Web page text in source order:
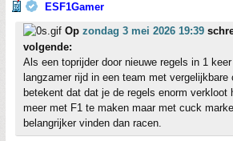
ESF1Gamer
Op zondag 3 mei 2026 19:39
volgende:
Als een toprijder door nieuwe regels in 1
langzamer rijd in een team met vergelijkbare
betekent dat dat je de regels enorm verkloot
meer met F1 te maken maar met cuck
belangrijker vinden dan racen.